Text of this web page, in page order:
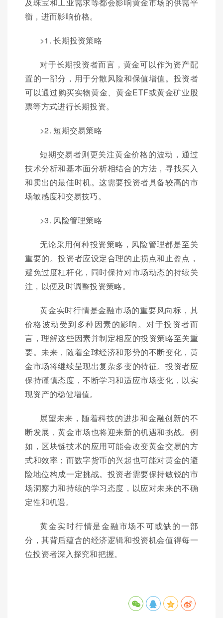
衡，进而影响价格。
>1. 长期投资策略
对于长期投资者而言，黄金可以作为资产配
置的一部分，用于分散风险和保值增值。投资者
可以通过购买实物黄金、黄金ETF或黄金矿业股
票等方式进行长期投资。
>2. 短期交易策略
短期交易者则更关注黄金价格的波动，通过
技术分析和基本面分析相结合的方法，寻找买入
和卖出的最佳时机。这需要投资者具备较高的市
场敏感度和交易技巧。
>3. 风险管理策略
无论采用何种投资策略，风险管理都是至关
重要的。投资者应设定合理的止损点和止盈点，
避免过度杠杆化，同时保持对市场动态的持续关
注，以便及时调整投资策略。
黄金实时行情是金融市场的重要风向标，其
价格波动受到多种因素的影响。对于投资者而
言，理解这些因素并制定相应的投资策略至关重
要。未来，随着全球经济和形势的不断变化，黄
金市场将继续呈现出复杂多变的特征。投资者应
保持谨慎态度，不断学习和适应市场变化，以实
现资产的稳健增值。
展望未来，随着科技的进步和金融创新的不
断发展，黄金市场也将迎来新的机遇和挑战。例
如，区块链技术的应用可能会改变黄金交易的方
式和效率；而数字货币的兴起也可能对黄金的避
险地位构成一定挑战。投资者需要保持敏锐的市
场洞察力和持续的学习态度，以应对未来的不确
定性和机遇。
黄金实时行情是金融市场不可或缺的一部
分，其背后蕴含的经济逻辑和投资机会值得每一
位投资者深入探究和把握。